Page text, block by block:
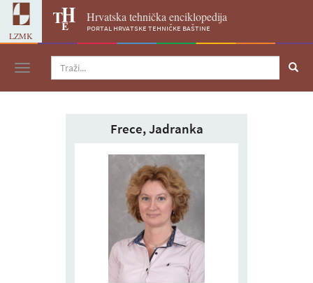
LZMK
Hrvatska tehnička enciklopedija
portal hrvatske tehničke baštine
Navigacija
Frece, Jadranka